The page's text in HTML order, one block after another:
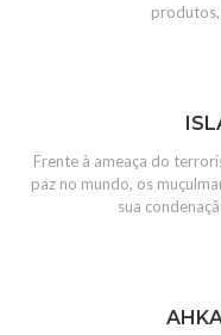
Frente à ameaça do
paz no mundo, os
sua